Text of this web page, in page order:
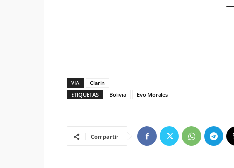
—
VIA
Clarin
ETIQUETAS
Bolivia Evo Morales
Compartir